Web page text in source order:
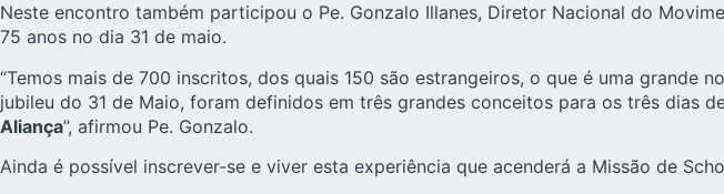
Neste encontro também participou o Pe. Gonzalo Illanes, Diretor Nacional do
75 anos no dia 31 de maio.
“Temos mais de 700 inscritos, dos quais 150 são estrangeiros, o que é uma
jubileu do 31 de Maio, foram definidos em três grandes conceitos para os três dias
Aliança”, afirmou Pe. Gonzalo.
Ainda é possível inscrever-se e viver esta experiência que acenderá a Missão de